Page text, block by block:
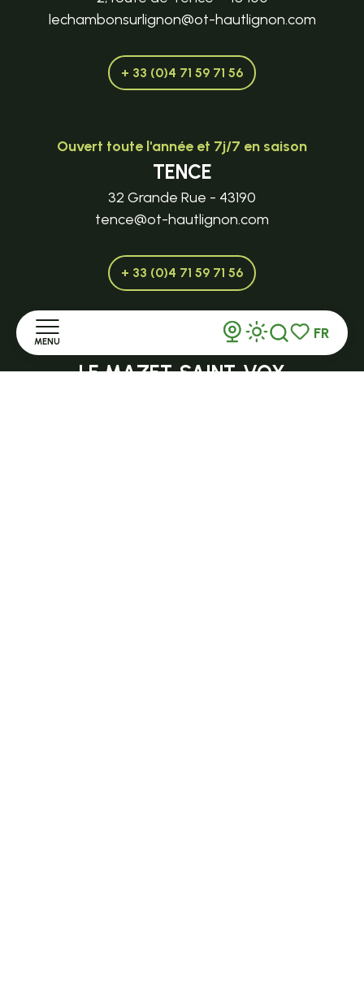
MENU
Voir les
Recherche
FR
lechambonsurlignon@ot-hautlignon.com
+ 33 (0)4 71 59 71 56
Ouvert toute l'année et 7j/7 en saison
TENCE
32 Grande Rue - 43190
tence@ot-hautlignon.com
+ 33 (0)4 71 59 71 56
Ouvert en saison
LE MAZET-SAINT-VOY